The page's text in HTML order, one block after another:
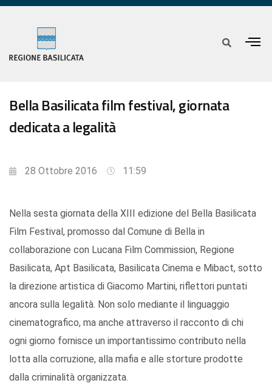
Bella Basilicata film festival, giornata
dedicata a legalità
28 Ottobre 2016 11:59
Nella sesta giornata della XIII edizione del Bella Basilicata
Film Festival, promosso dal Comune di Bella in
collaborazione con Lucana Film Commission, Regione
Basilicata, Apt Basilicata, Basilicata Cinema e Mibact, sotto
la direzione artistica di Giacomo Martini, riflettori puntati
ancora sulla legalità. Non solo mediante il linguaggio
cinematografico, ma anche attraverso il racconto di chi
ogni giorno fornisce un importantissimo contributo nella
lotta alla corruzione, alla mafia e alle storture prodotte
dalla criminalità organizzata.